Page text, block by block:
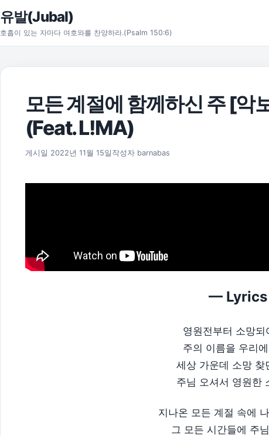
본문으로 건너뛰기
유발(Jubal)
호흡이 있는 자마다 여호와를 찬양하라.(Psalm 150:6)
모든 계절에 함께하신 주 [악
(Feat. L!MA)
게시일 2022년 11월 15일 2025년 11월 18일
작성자 barnabas
—
영원전부터 소망되
주의 이름을 우리
세상 가운데 소망 찾
주님 오셔서 영원한
지나온 모든 계절 속에
그 모든 시간들에 주